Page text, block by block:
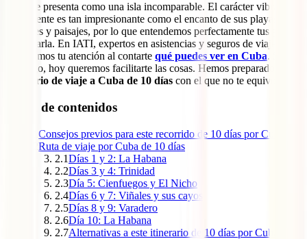
Cuba se presenta como una isla incomparable. El carácter vibrante
de su gente es tan impresionante como el encanto de sus playas,
ciudades y paisajes, por lo que entendemos perfectamente tus ganas
de visitarla. En IATI, expertos en asistencias y seguros de viaje, ya
capturamos tu atención al contarte qué puedes ver en Cuba. Sin
embargo, hoy queremos facilitarte las cosas. Hemos preparado un
itinerario de viaje a Cuba de 10 días con el que no te equivocarás.
Tabla de contenidos
Consejos previos para este recorrido de 10 días por Cuba
Ruta de viaje por Cuba de 10 días
2.1Días 1 y 2: La Habana
2.2Días 3 y 4: Trinidad
2.3Día 5: Cienfuegos y El Nicho
2.4Días 6 y 7: Viñales y sus cayos
2.5Días 8 y 9: Varadero
2.6Día 10: La Habana
2.7Alternativas a este itinerario de 10 días por Cuba